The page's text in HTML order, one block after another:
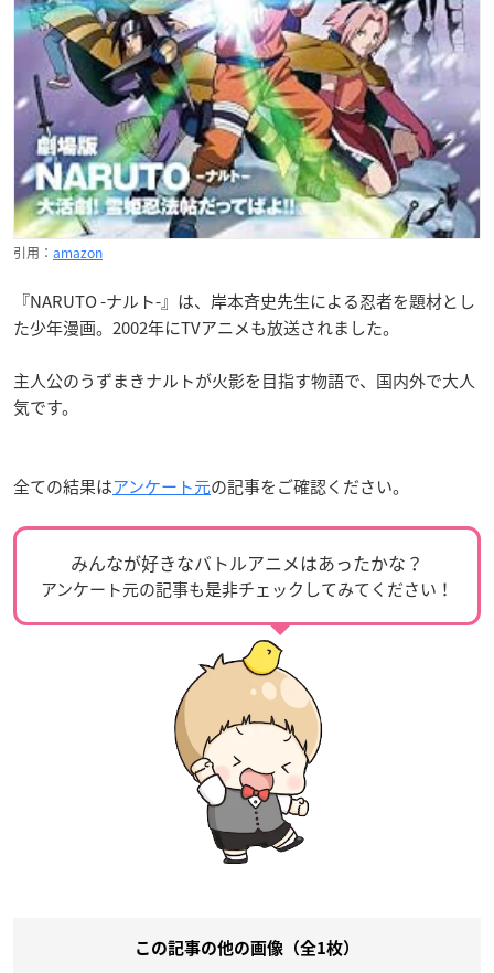
引用： amazon
『NARUTO -ナルト-』は、岸本斉史先生による忍者を題材とし
た少年漫画。2002年にTVアニメも放送されました。
主人公のうずまきナルトが火影を目指す物語で、国内外で大人
気です。
全ての結果はアンケート元の記事をご確認ください。
みんなが好きなバトルアニメはあったかな？
アンケート元の記事も是非チェックしてみてください！
この記事の他の画像（全1枚）